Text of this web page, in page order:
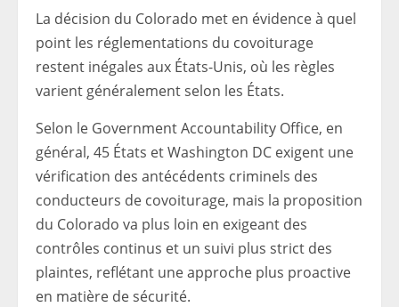
La décision du Colorado met en évidence à quel
point les réglementations du covoiturage
restent inégales aux États-Unis, où les règles
varient généralement selon les États.
Selon le Government Accountability Office, en
général, 45 États et Washington DC exigent une
vérification des antécédents criminels des
conducteurs de covoiturage, mais la proposition
du Colorado va plus loin en exigeant des
contrôles continus et un suivi plus strict des
plaintes, reflétant une approche plus proactive
en matière de sécurité.